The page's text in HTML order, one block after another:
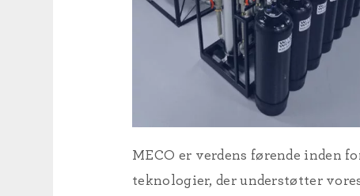
MECO er verdens førende inden
teknologier, der understøtter